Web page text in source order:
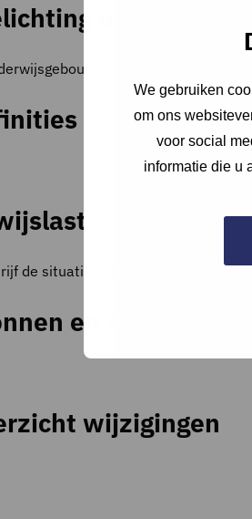
We gebruiken
om ons
voor social
informatie die u
op criteria
wordt met dit
de situatie. Lever een
en referenties
wijzigingen